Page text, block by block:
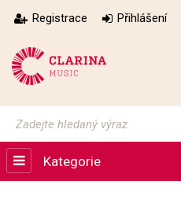
Registrace Přihlášení
Kategorie